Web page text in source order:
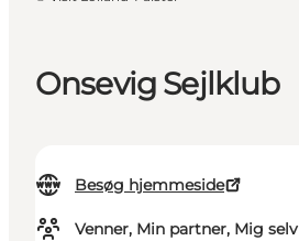
Onsevig Sejlklub
Besøg hjemmeside
Venner, Min partner, Mig selv